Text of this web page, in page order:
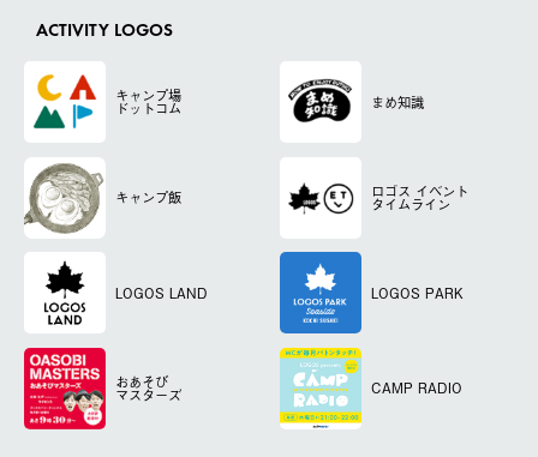
ACTIVITY LOGOS
キャンプ場
ドットコム まめ知識
キャンプ飯 ロゴス イベント
タイムライン
LOGOS LAND LOGOS PARK
おあそび
マスターズ CAMP RADIO